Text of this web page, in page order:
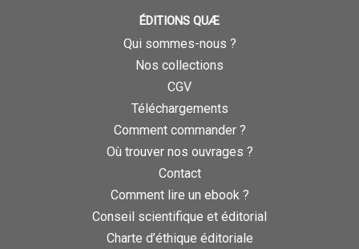
ÉDITIONS QUÆ
Qui sommes-nous ?
Nos collections
CGV
Téléchargements
Comment commander ?
Où trouver nos ouvrages ?
Contact
Comment lire un ebook ?
Conseil scientifique et éditorial
Charte d’éthique éditoriale